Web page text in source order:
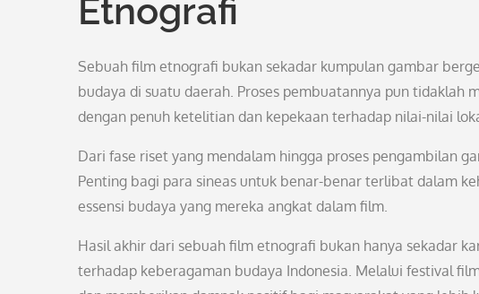
Etnografi
Sebuah film etnografi bukan sekadar kumpulan gambar
budaya di suatu daerah. Proses pembuatannya pun tidaklah
dengan penuh ketelitian dan kepekaan terhadap nilai-nilai
Dari fase riset yang mendalam hingga proses pengambilan
Penting bagi para sineas untuk benar-benar terlibat dalam
essensi budaya yang mereka angkat dalam film.
Hasil akhir dari sebuah film etnografi bukan hanya sekadar
terhadap keberagaman budaya Indonesia. Melalui festival